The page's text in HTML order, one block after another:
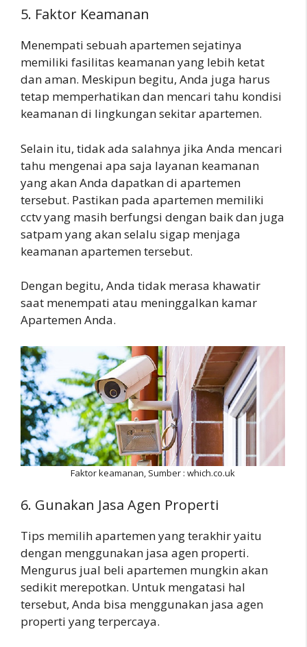
5. Faktor Keamanan
Menempati sebuah apartemen sejatinya
memiliki fasilitas keamanan yang lebih ketat
dan aman. Meskipun begitu, Anda juga harus
tetap memperhatikan dan mencari tahu kondisi
keamanan di lingkungan sekitar apartemen.
Selain itu, tidak ada salahnya jika Anda mencari
tahu mengenai apa saja layanan keamanan
yang akan Anda dapatkan di apartemen
tersebut. Pastikan pada apartemen memiliki
cctv yang masih berfungsi dengan baik dan juga
satpam yang akan selalu sigap menjaga
keamanan apartemen tersebut.
Dengan begitu, Anda tidak merasa khawatir
saat menempati atau meninggalkan kamar
Apartemen Anda.
Faktor keamanan, Sumber : which.co.uk
6. Gunakan Jasa Agen Properti
Tips memilih apartemen yang terakhir yaitu
dengan menggunakan jasa agen properti.
Mengurus jual beli apartemen mungkin akan
sedikit merepotkan. Untuk mengatasi hal
tersebut, Anda bisa menggunakan jasa agen
properti yang terpercaya.